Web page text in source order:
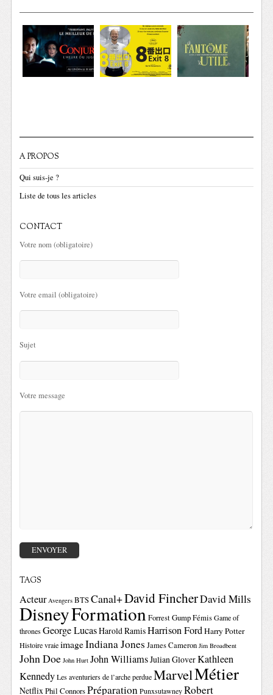
A PROPOS
Qui suis-je ?
Liste de tous les articles
CONTACT
Votre nom (obligatoire)
Votre email (obligatoire)
Sujet
Votre message
TAGS
Acteur Avengers BTSCanal+David FincherDavid Mills
DisneyFormationForrest GumpFémis Game of
thrones George LucasHarold RamisHarrison FordHarry Potter
Histoire vraie imageIndiana Jones James Cameron Jim Broadbent
John Doe John Hurt John WilliamsJulian GloverKathleen
Kennedy Les aventuriers de l’arche perdue MarvelMétier
NetflixPhil ConnorsPréparation Punxsutawney Robert